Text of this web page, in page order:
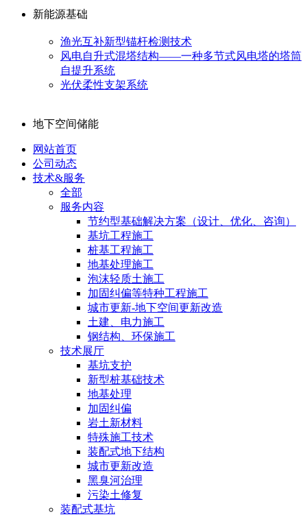
新能源基础
渔光互补新型锚杆检测技术
风电自升式混塔结构——一种多节式风电塔的塔筒
自提升系统
光伏柔性支架系统
地下空间储能
网站首页
公司动态
技术&服务
全部
服务内容
节约型基础解决方案（设计、优化、咨询）
基坑工程施工
桩基工程施工
地基处理施工
泡沫轻质土施工
加固纠偏等特种工程施工
城市更新-地下空间更新改造
土建、电力施工
钢结构、环保施工
技术展厅
基坑支护
新型桩基础技术
地基处理
加固纠偏
岩土新材料
特殊施工技术
装配式地下结构
城市更新改造
黑臭河治理
污染土修复
装配式基坑